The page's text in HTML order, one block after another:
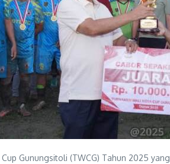
Gunungsitoli (TWCG) Tahun 2025